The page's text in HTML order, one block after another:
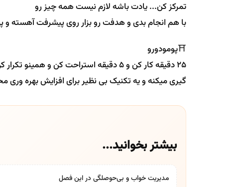
تمرکز کن... یادت باشه لازم نیست همه چیز رو
با هم انجام بدی و هدفت رو بزار روی پیشرفت آهسته و
⛩پومودورو
۲۵ دقیقه کار کن و ۵ دقیقه استراحت کن و
گیری میکنه و یه تکنیک بی نظیر برای افزایش بهره
بیشتر بخوانید...
مدیریت خواب و بی‌حوصلگی در این فصل